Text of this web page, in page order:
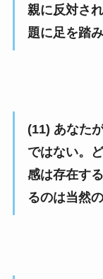
親に反対さ
題に足を踏
(11) あなた
ではない。
感は存在す
るのは当然